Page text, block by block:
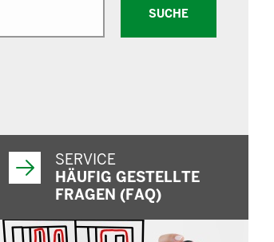
SUCHE
SERVICE
HÄUFIG GESTELLTE
FRAGEN (FAQ)